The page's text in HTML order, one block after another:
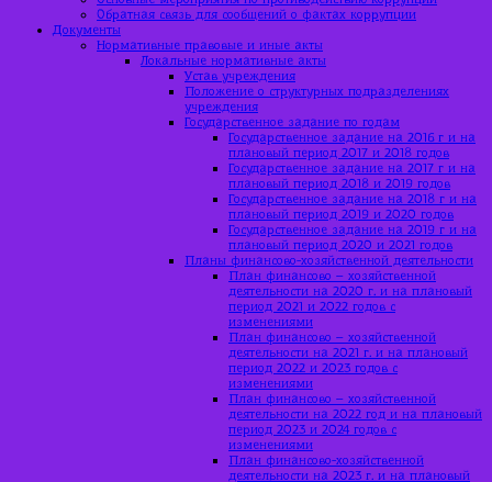
Обратная связь для сообщений о фактах коррупции
Документы
Нормативные правовые и иные акты
Локальные нормативные акты
Устав учреждения
Положение о структурных подразделениях
учреждения
Государственное задание по годам
Государственное задание на 2016 г и на
плановый период 2017 и 2018 годов
Государственное задание на 2017 г и на
плановый период 2018 и 2019 годов
Государственное задание на 2018 г и на
плановый период 2019 и 2020 годов
Государственное задание на 2019 г и на
плановый период 2020 и 2021 годов
Планы финансово-хозяйственной деятельности
План финансово – хозяйственной
деятельности на 2020 г. и на плановый
период 2021 и 2022 годов с
изменениями
План финансово – хозяйственной
деятельности на 2021 г. и на плановый
период 2022 и 2023 годов с
изменениями
План финансово – хозяйственной
деятельности на 2022 год и на плановый
период 2023 и 2024 годов с
изменениями
План финансово-хозяйственной
деятельности на 2023 г. и на плановый